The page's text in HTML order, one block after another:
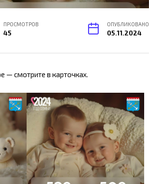
ПРОСМОТРОВ
45
ОПУБЛИКОВАНО
05.11.2024
— смотрите в карточках.